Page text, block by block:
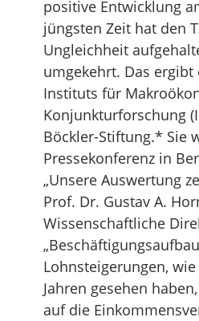
positive Entwicklung
jüngsten Zeit hat den
Ungleichheit
umgekehrt. Das ergibt
Instituts für
Konjunkturforschung
Böckler-Stiftung.* Sie
Pressekonferenz in
„Unsere Auswertung
Prof. Dr. Gustav A.
Wissenschaftliche
Lohnsteigerungen,
Jahren gesehen
auf die